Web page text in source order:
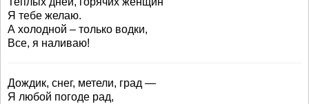
Я тебе желаю.
А холодной – только водки,
Все, я наливаю!
Дождик, снег, метели, град —
Я любой погоде рад,